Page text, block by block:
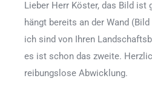
Lieber Herr Köster, das Bild ist
hängt bereits an der Wand
ich sind von Ihren
es ist schon das zweite.
reibungslose Abwicklung.